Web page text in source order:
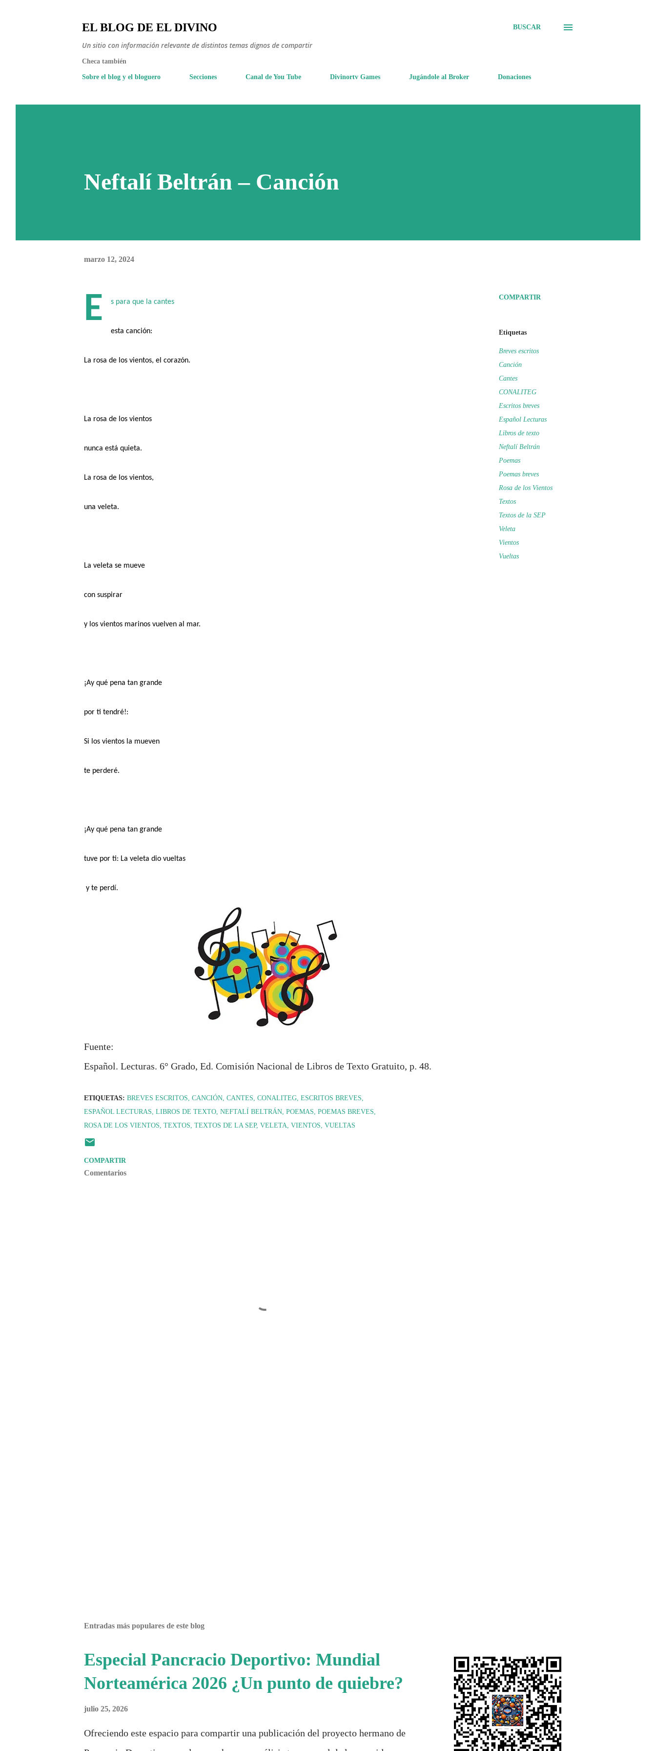
EL BLOG DE EL DIVINO
Un sitio con información relevante de distintos temas dignos de compartir
BUSCAR
Checa también
Sobre el blog y el bloguero Secciones Canal de You Tube Divinortv Games Jugándole al Broker Donaciones
Neftalí Beltrán – Canción
marzo 12, 2024
E s para que la cantes
esta canción:
La rosa de los vientos, el corazón.
La rosa de los vientos
nunca está quieta.
La rosa de los vientos,
una veleta.
La veleta se mueve
con suspirar
y los vientos marinos vuelven al mar.
¡Ay qué pena tan grande
por ti tendré!:
Si los vientos la mueven
te perderé.
¡Ay qué pena tan grande
tuve por ti: La veleta dio vueltas
y te perdí.
Fuente:
Español. Lecturas. 6° Grado, Ed. Comisión Nacional de Libros de Texto Gratuito, p. 48.
COMPARTIR
Etiquetas
Breves escritos
Canción
Cantes
CONALITEG
Escritos breves
Español Lecturas
Libros de texto
Neftalí Beltrán
Poemas
Poemas breves
Rosa de los Vientos
Textos
Textos de la SEP
Veleta
Vientos
Vueltas
ETIQUETAS: BREVES ESCRITOS CANCIÓN CANTES CONALITEG ESCRITOS BREVES
ESPAÑOL LECTURAS LIBROS DE TEXTO NEFTALÍ BELTRÁN POEMAS POEMAS BREVES
ROSA DE LOS VIENTOS TEXTOS TEXTOS DE LA SEP VELETA VIENTOS VUELTAS
COMPARTIR
Comentarios
Entradas más populares de este blog
Especial Pancracio Deportivo: Mundial
Norteamérica 2026 ¿Un punto de quiebre?
julio 25, 2026
Ofreciendo este espacio para compartir una publicación del proyecto hermano de